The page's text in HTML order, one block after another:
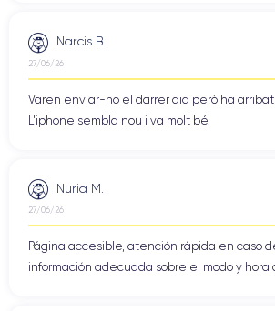
Narcis B.
27/06/26
Varen enviar-ho el darrer dia però ha
L'iphone sembla nou i va molt bé.
Nuria M.
27/06/26
Página accesible, atención rápida en caso
información adecuada sobre el modo y